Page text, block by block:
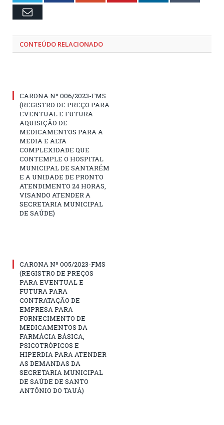
Email
CONTEÚDO RELACIONADO
CARONA Nº 006/2023-FMS
(REGISTRO DE PREÇO PARA
EVENTUAL E FUTURA
AQUISIÇÃO DE
MEDICAMENTOS PARA A
MEDIA E ALTA
COMPLEXIDADE QUE
CONTEMPLE O HOSPITAL
MUNICIPAL DE SANTARÉM
E A UNIDADE DE PRONTO
ATENDIMENTO 24 HORAS,
VISANDO ATENDER A
SECRETARIA MUNICIPAL
DE SAÚDE)
CARONA Nº 005/2023-FMS
(REGISTRO DE PREÇOS
PARA EVENTUAL E
FUTURA PARA
CONTRATAÇÃO DE
EMPRESA PARA
FORNECIMENTO DE
MEDICAMENTOS DA
FARMÁCIA BÁSICA,
PSICOTRÓPICOS E
HIPERDIA PARA ATENDER
AS DEMANDAS DA
SECRETARIA MUNICIPAL
DE SAÚDE DE SANTO
ANTÔNIO DO TAUÁ)